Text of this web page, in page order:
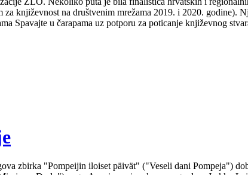
književnost na društvenim mrežama 2019. i 2020. godine).
Spavajte u čarapama uz potporu za poticanje književnog
zbirka "Pompeijin iloiset päivät" ("Veseli dani Pompeja")